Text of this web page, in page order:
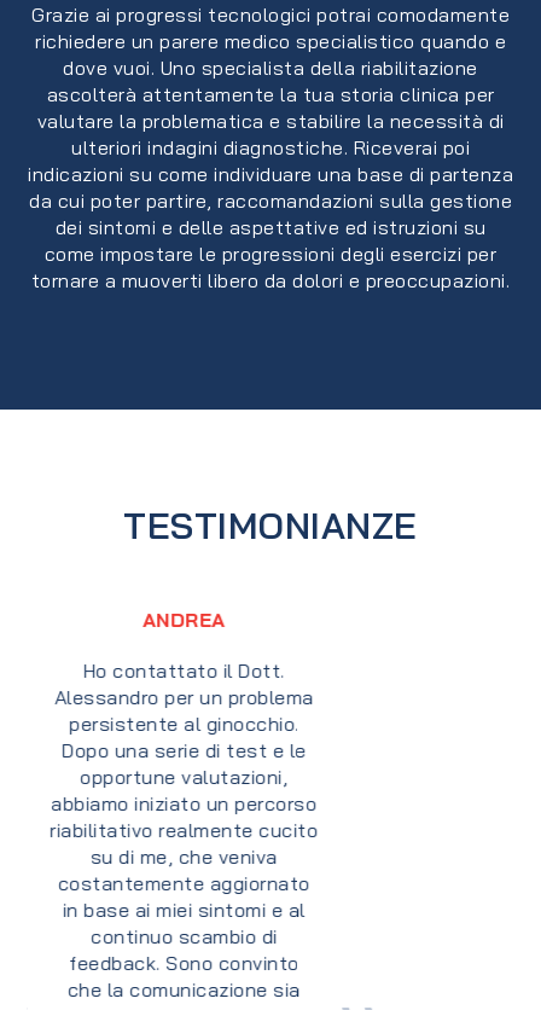
Grazie ai progressi tecnologici potrai comodamente
richiedere un parere medico specialistico quando e
dove vuoi. Uno specialista della riabilitazione
ascolterà attentamente la tua storia clinica per
valutare la problematica e stabilire la necessità di
ulteriori indagini diagnostiche. Riceverai poi
indicazioni su come individuare una base di partenza
da cui poter partire, raccomandazioni sulla gestione
dei sintomi e delle aspettative ed istruzioni su
come impostare le progressioni degli esercizi per
tornare a muoverti libero da dolori e preoccupazioni.
TESTIMONIANZE
Ho incontrato il Dott.
Alessandro Gismondi in un
momento difficile e doloroso
della mia vita che ha
causato un severo e
limitante mal di schiena. Ero
davvero avvilita, ma grazie al
suo programma di recupero
ho risolto tutto,
riconquistando uno stato di
benessere psico-fisico.
Alessandro è un grande
professionista, scrupoloso e